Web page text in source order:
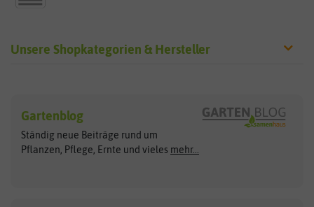
Unsere Shopkategorien & Hersteller
Exotische Samen
Gemüsesamen
Gründünger
Arche Noah
ASB Greenworld
Clever Pots
COMPO
Gartenblog
Ständig neue Beiträge rund um
Pflanzen, Pflege, Ernte und vieles mehr...